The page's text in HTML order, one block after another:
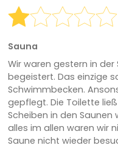
Sauna
Wir waren gestern in der
begeistert. Das einzige
Schwimmbecken.
gepflegt. Die Toilette
Scheiben in den
alles im allen waren wir
Saune nicht wieder